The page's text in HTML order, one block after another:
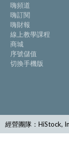
嗨頻道
嗨訂閱
嗨財報
線上教學課程
商城
序號儲值
切換手機版
經營團隊：HiStock,